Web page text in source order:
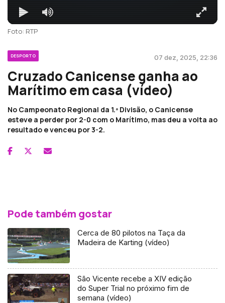
Foto: RTP
DESPORTO 07 dez, 2025, 22:36
Cruzado Canicense ganha ao
Marítimo em casa (vídeo)
No Campeonato Regional da 1.ª Divisão, o Canicense
esteve a perder por 2-0 com o Marítimo, mas deu a volta ao
resultado e venceu por 3-2.
Pode também gostar
Cerca de 80 pilotos na Taça da
Madeira de Karting (vídeo)
São Vicente recebe a XIV edição
do Super Trial no próximo fim de
semana (vídeo)